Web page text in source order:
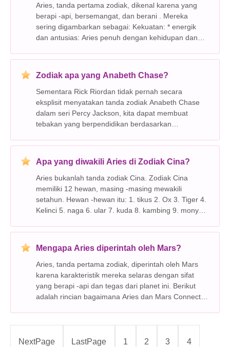
Aries, tanda pertama zodiak, dikenal karena yang
berapi -api, bersemangat, dan berani . Mereka
sering digambarkan sebagai: Kekuatan: * energik
dan antusias: Aries penuh dengan kehidupan dan
Mereka selalu siap untuk tantangan dan mendekati
Zodiak apa yang Anabeth Chase?
Sementara Rick Riordan tidak pernah secara
eksplisit menyatakan tanda zodiak Anabeth Chase
dalam seri Percy Jackson, kita dapat membuat
tebakan yang berpendidikan berdasarkan
Anabeth adalah 12 Juli. Ini berarti dia kemungkinan
Apa yang diwakili Aries di Zodiak Cina?
Aries bukanlah tanda zodiak Cina. Zodiak Cina
memiliki 12 hewan, masing -masing mewakili
setahun. Hewan -hewan itu: 1. tikus 2. Ox 3. Tiger 4.
Kelinci 5. naga 6. ular 7. kuda 8. kambing 9. monyet
zodiak barat
Mengapa Aries diperintah oleh Mars?
Aries, tanda pertama zodiak, diperintah oleh Mars
karena karakteristik mereka selaras dengan sifat
yang berapi -api dan tegas dari planet ini. Berikut
adalah rincian bagaimana Aries dan Mars Connect: *
NextPage LastPage 1 2 3 4